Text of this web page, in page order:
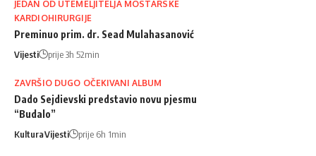
JEDAN OD UTEMELJITELJA MOSTARSKE
KARDIOHIRURGIJE
Preminuo prim. dr. Sead Mulahasanović
Vijesti prije 3h 52min
ZAVRŠIO DUGO OČEKIVANI ALBUM
Dado Sejdievski predstavio novu pjesmu
“Budalo”
KulturaVijesti prije 6h 1min